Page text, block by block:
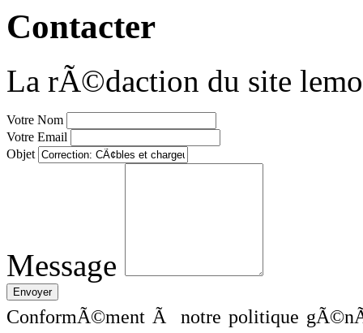
Contacter
La rÃ©daction du site
Votre Nom
Votre Email
Objet
Message
ConformÃ©ment Ã notre politique